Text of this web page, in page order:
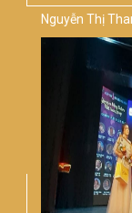
Nguyễn Thị
Bolero Việt